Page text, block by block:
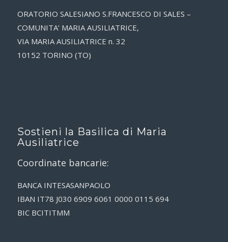
ORATORIO SALESIANO S.FRANCESCO DI SALES –
COMUNITA’ MARIA AUSILIATRICE,
VIA MARIA AUSILIATRICE n. 32
10152 TORINO (TO)
Sostieni la Basilica di Maria
Ausiliatrice
Coordinate bancarie:
BANCA INTESASANPAOLO
IBAN IT78 J030 6909 6061 0000 0115 694
BIC BCITITMM